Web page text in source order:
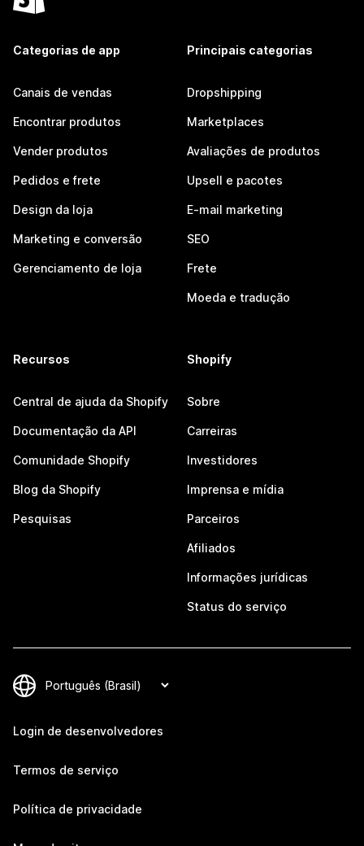
Categorias de app
Canais de vendas
Encontrar produtos
Vender produtos
Pedidos e frete
Design da loja
Marketing e conversão
Gerenciamento de loja
Principais categorias
Dropshipping
Marketplaces
Avaliações de produtos
Upsell e pacotes
E-mail marketing
SEO
Frete
Moeda e tradução
Recursos
Central de ajuda da Shopify
Documentação da API
Comunidade Shopify
Blog da Shopify
Pesquisas
Shopify
Sobre
Carreiras
Investidores
Imprensa e mídia
Parceiros
Afiliados
Informações jurídicas
Status do serviço
Login de desenvolvedores
Termos de serviço
Política de privacidade